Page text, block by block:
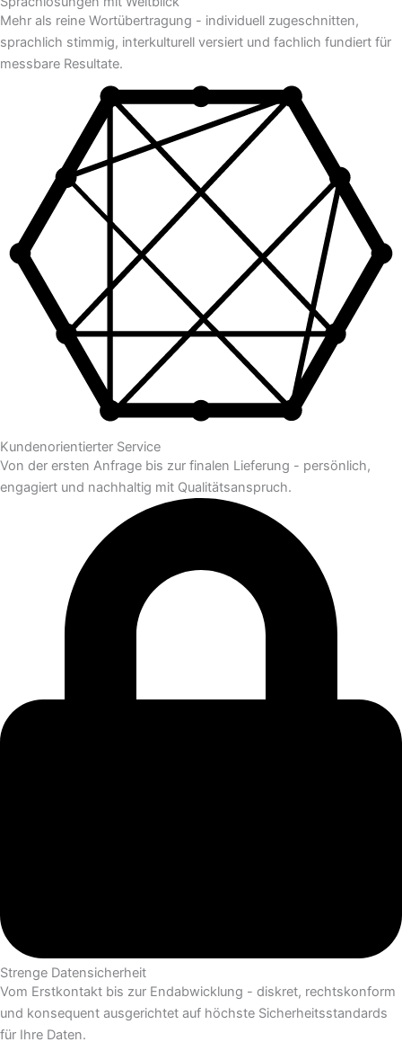
Mehr als reine Wortübertragung - individuell zugeschnitten,
sprachlich stimmig, interkulturell versiert und fachlich fundiert für
messbare Resultate.
Kundenorientierter Service
Von der ersten Anfrage bis zur finalen Lieferung - persönlich,
engagiert und nachhaltig mit Qualitätsanspruch.
Strenge Datensicherheit
Vom Erstkontakt bis zur Endabwicklung - diskret, rechtskonform
und konsequent ausgerichtet auf höchste Sicherheitsstandards
für Ihre Daten.